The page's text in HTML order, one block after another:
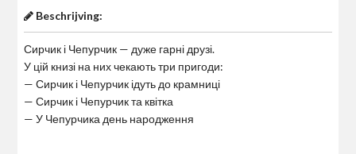
Beschrijving:
Сирчик і Чепурчик — дуже гарні друзі.
У цій книзі на них чекають три пригоди:
— Сирчик і Чепурчик ідуть до крамниці
— Сирчик і Чепурчик та квітка
— У Чепурчика день народження